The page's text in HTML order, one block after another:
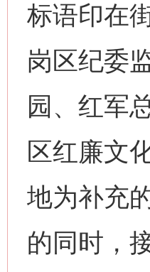
标语印在
岗区纪委
园、红军
区红廉文
地为补充
的同时，